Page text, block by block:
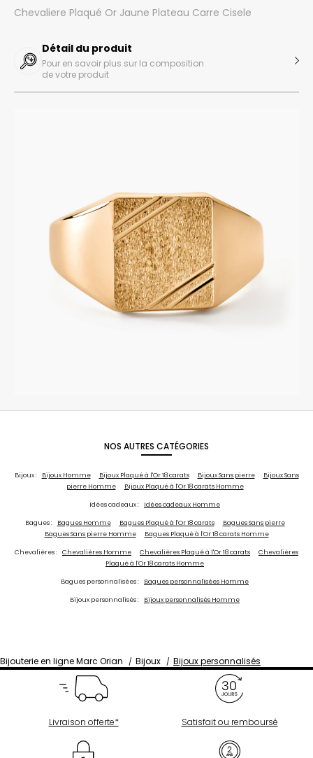
Chevaliere Plaqué Or Jaune Plateau Carre Cisele
Détail du produit
Pour en savoir plus sur la composition
de votre produit
NOS AUTRES CATÉGORIES
Bijoux : Bijoux Homme Bijoux Plaqué à l'Or 18 carats Bijoux Sans pierre
Bijoux Sans
pierre Homme
Bijoux Plaqué à l'Or 18 carats Homme
Idées cadeaux : Idées cadeaux Homme
Bagues : Bagues Homme Bagues Plaqué à l'Or 18 carats
Bagues Sans pierre
Bagues Sans pierre Homme
Bagues Plaqué à l'Or 18 carats Homme
Chevalières : Chevalières Homme Chevalières Plaqué à l'Or 18 carats
Chevalières
Plaqué à l'Or 18 carats Homme
Bagues personnalisées : Bagues personnalisées Homme
Bijoux personnalisés : Bijoux personnalisés Homme
Bijouterie en ligne Marc Orian Bijoux Bijoux personnalisés
Livraison offerte* Satisfait ou remboursé